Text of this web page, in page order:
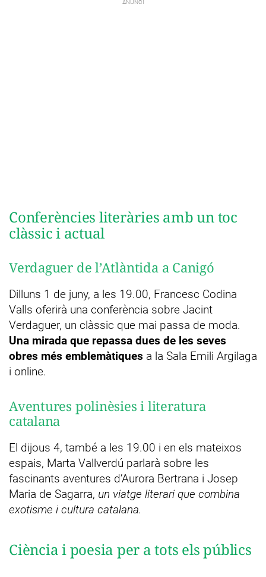
Conferències literàries amb un toc
clàssic i actual
Verdaguer de l’Atlàntida a Canigó
Dilluns 1 de juny, a les 19.00, Francesc Codina
Valls oferirà una conferència sobre Jacint
Verdaguer, un clàssic que mai passa de moda.
Una mirada que repassa dues de les seves
obres més emblemàtiques a la Sala Emili Argilaga
i online.
Aventures polinèsies i literatura
catalana
El dijous 4, també a les 19.00 i en els mateixos
espais, Marta Vallverdú parlarà sobre les
fascinants aventures d’Aurora Bertrana i Josep
Maria de Sagarra, un viatge literari que combina
exotisme i cultura catalana.
Ciència i poesia per a tots els públics